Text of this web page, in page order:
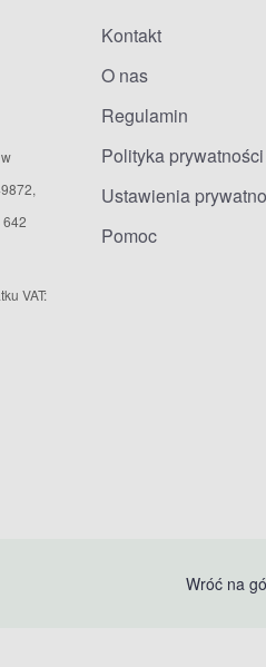
642
VAT:
Kontakt
O nas
Regulamin
Polityka prywatności
Ustawienia
Pomoc
Wróć na